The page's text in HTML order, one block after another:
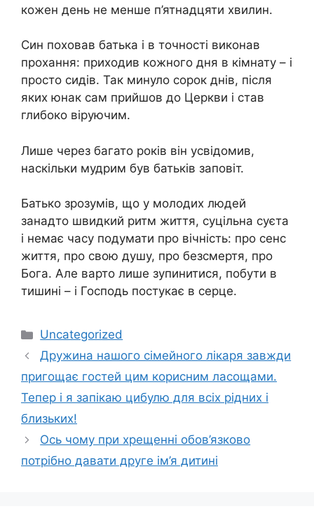
кожен день не менше п’ятнадцяти хвилин.
Син поховав батька і в точності виконав
прохання: приходив кожного дня в кімнату – і
просто сидів. Так минуло сорок днів, після
яких юнак сам прийшов до Церкви і став
глибоко віруючим.
Лише через багато років він усвідомив,
наскільки мудрим був батьків заповіт.
Батько зрозумів, що у молодих людей
занадто швидкий ритм життя, суцільна суєта
і немає часу подумати про вічність: про сенс
життя, про свою душу, про безсмертя, про
Бога. Але варто лише зупинитися, побути в
тишині – і Господь постукає в серце.
Категорії
Uncategorized
Дружина нашого сімейного лікаря завжди
пригощає гостей цим корисним ласощами.
Тепер і я запікаю цибулю для всіх рідних і
близьких!
Оcь чому при хрещенні обoв’язково
потрібно давати друге ім’я дитині